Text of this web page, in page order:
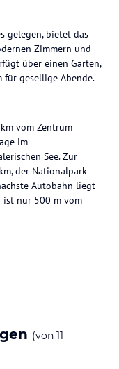
gelegen, bietet das
Zimmern und
über einen Garten,
für gesellige Abende.
vom Zentrum
im
See. Zur
der Nationalpark
Autobahn liegt
ist nur 500 m vom
eigenem
verfügen.
(von 11